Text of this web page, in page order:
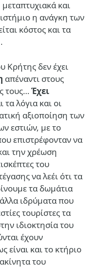
και
η ανάγκη των
κόστος και τα
Κρήτης δεν έχει
απέναντι στους
τους…Έχει
τα λόγια και οι
αξιοποίηση των
εστιών, με το
επιστρέφονταν να
την χρέωση
του
να λεέι ότι τα
τα δωμάτια
ιδρύματα που
τουρίστες τα
ιδιοκτησία του
έχουν
είναι και το κτήριο
του